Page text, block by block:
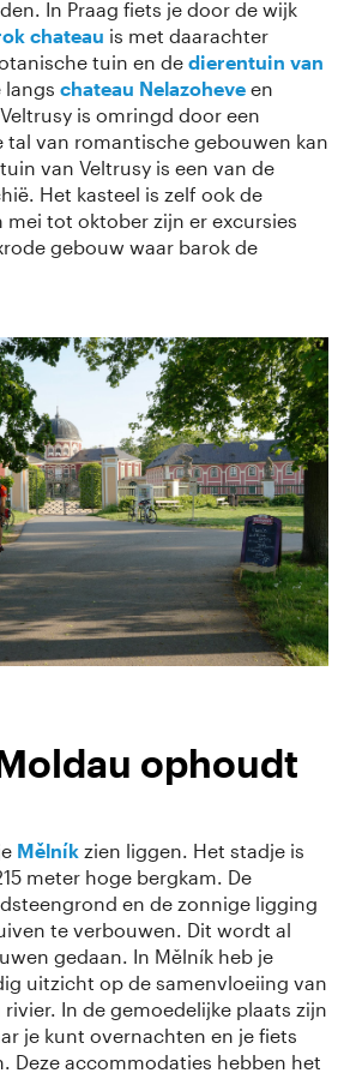
In Praag fiets je door de wijk
chateau is met daarachter
tuin en de dierentuin van
langs chateau Nelazoheve en
is omringd door een
tal van romantische gebouwen kan
van Veltrusy is een van de
Het kasteel is zelf ook de
mei tot oktober zijn er excursies
gebouw waar barok de
ophoudt
Mělník zien liggen. Het stadje is
meter hoge bergkam. De
en de zonnige ligging
te verbouwen. Dit wordt al
gedaan. In Mělník heb je
uitzicht op de samenvloeiing van
rivier. In de gemoedelijke plaats zijn
je kunt overnachten en je fiets
Deze accommodaties hebben het